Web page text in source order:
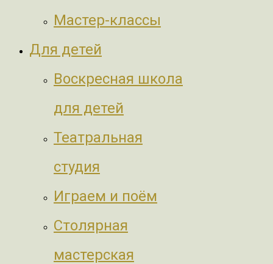
Мастер-классы
Для детей
Воскресная школа
для детей
Театральная
студия
Играем и поём
Столярная
мастерская